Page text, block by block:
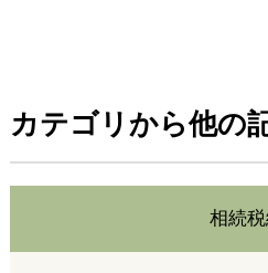
カテゴリから他の
相続